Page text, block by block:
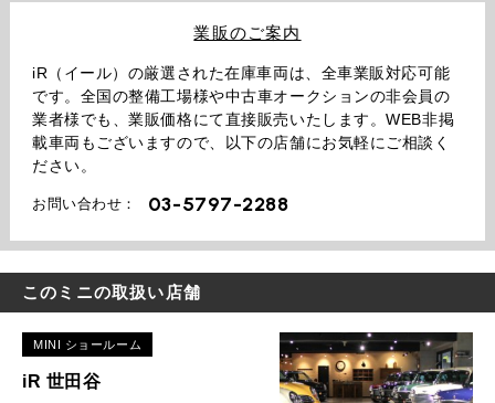
業販のご案内
iR（イール）の厳選された在庫車両は、全車業販対応可能
です。全国の整備工場様や中古車オークションの非会員の
業者様でも、業販価格にて直接販売いたします。WEB非掲
載車両もございますので、以下の店舗にお気軽にご相談く
ださい。
お問い合わせ： 03-5797-2288
このミニの取扱い店舗
MINI ショールーム
iR 世田谷